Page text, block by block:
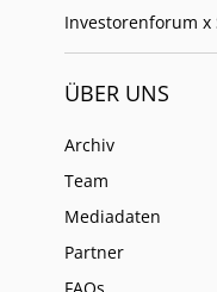
Investorenforum
ÜBER UNS
Archiv
Team
Mediadaten
Partner
FAQs